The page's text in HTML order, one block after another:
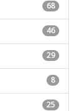
68
46
29
8
25